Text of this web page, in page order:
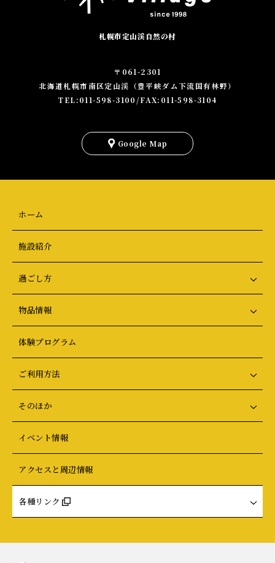
札幌市定山渓自然の村
〒061-2301
北海道札幌市南区定山渓（豊平峡ダム下流国有林野）
TEL:011-598-3100/FAX:011-598-3104
Google Map
を
見
る
ホーム
施設紹介
過ごし方
物品情報
体験プログラム
ご利用方法
そのほか
イベント情報
アクセスと周辺情報
各種リンク